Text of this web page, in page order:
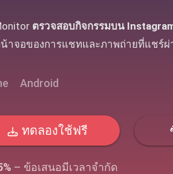
ตรวจสอบกิจกรรมบน
าจอของการแชทและภาพถ่ายที่แชร์ผ่
Android
ทดลองใช้ฟรี
– ข้อเสนอมีเวลาจํากัด